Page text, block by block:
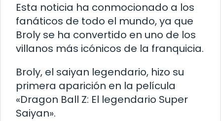
Esta noticia ha conmocionado a los
fanáticos de todo el mundo, ya que
Broly se ha convertido en uno de los
villanos más icónicos de la franquicia.
Broly, el saiyan legendario, hizo su
primera aparición en la película
«Dragon Ball Z: El legendario Super
Saiyan».